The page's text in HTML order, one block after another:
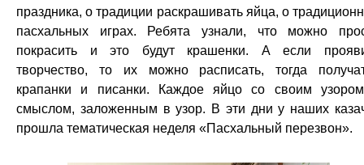
праздника, о традиции раскрашивать яйца, о
пасхальных играх. Ребята узнали, что можно
покрасить и это будут крашенки. А если
творчество, то их можно расписать, тогда
крапанки и писанки. Каждое яйцо со своим
смыслом, заложенным в узор. В эти дни у наших
прошла тематическая неделя «Пасхальный перезвон».